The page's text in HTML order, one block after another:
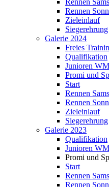
Rennen
Rennen
Zieleinlauf
Siegerehrung
Galerie 2024
Freies
Qualifikation
Junioren WM
Promi und
Start
Rennen
Rennen
Zieleinlauf
Siegerehrung
Galerie 2023
Qualifikation
Junioren WM
Promi und
Start
Rennen
Rennen